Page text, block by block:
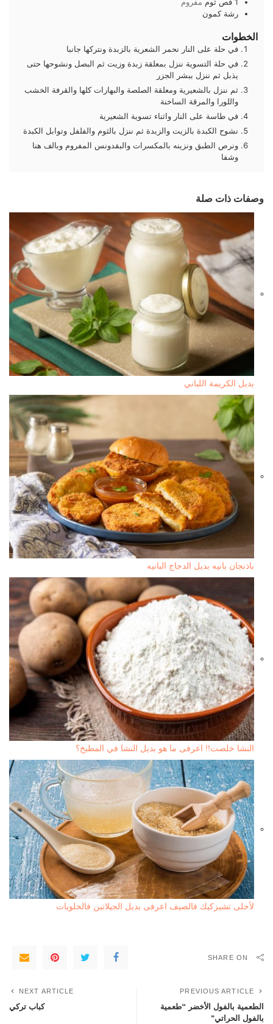
1 فص ثوم مفروم
رشة كمون
الخطوات
في حلة على النار نحمر الشعرية بالزبدة ونتركها جانبا
في حلة التسوية ننزل بمعلقة زبدة وزيت ثم البصل ونشوحها حتى
يذبل ثم ننزل ببشر الجزر
ثم ننزل بالشعيرية ومعلقة الصلصة والبهارات كلها والقرفة الخشب
واللورا والمرقة الساخنة
في طاسة على النار واثناء تسوية الشعيرية
نشوح الكبدة بالزيت والزبدة ثم ننزل بالثوم والفلفل وتوابل الكبدة
ونرص الطبق ونزينه بالمكسرات والبقدونس المفروم وبالف هنا
وشفا
وصفات ذات صلة
بديل الكريمة اللباني
باذنجان بانيه بديل الدجاج البانيه
النشا خلصت!! اعرفى ما هو بديل النشا في المطبخ؟
لأحلى تشيزكيك فالصيف اعرفى بديل الجيلاتين فالحلويات
SHARE ON
PREVIOUS ARTICLE
الطعمية بالفول الأخضر “طعمية
بالفول الحراتي”
NEXT ARTICLE
كباب تركي